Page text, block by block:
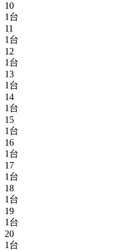
10
1台
11
1台
12
1台
13
1台
14
1台
15
1台
16
1台
17
1台
18
1台
19
1台
20
1台